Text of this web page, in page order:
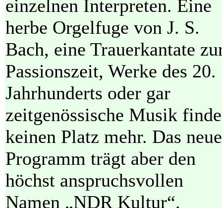
einzelnen Interpreten. Eine
herbe Orgelfuge von J. S.
Bach, eine Trauerkantate
Passionszeit, Werke des 20.
Jahrhunderts oder gar
zeitgenössische Musik
keinen Platz mehr. Das neue
Programm trägt aber den
höchst anspruchsvollen
Namen „NDR Kultur“.